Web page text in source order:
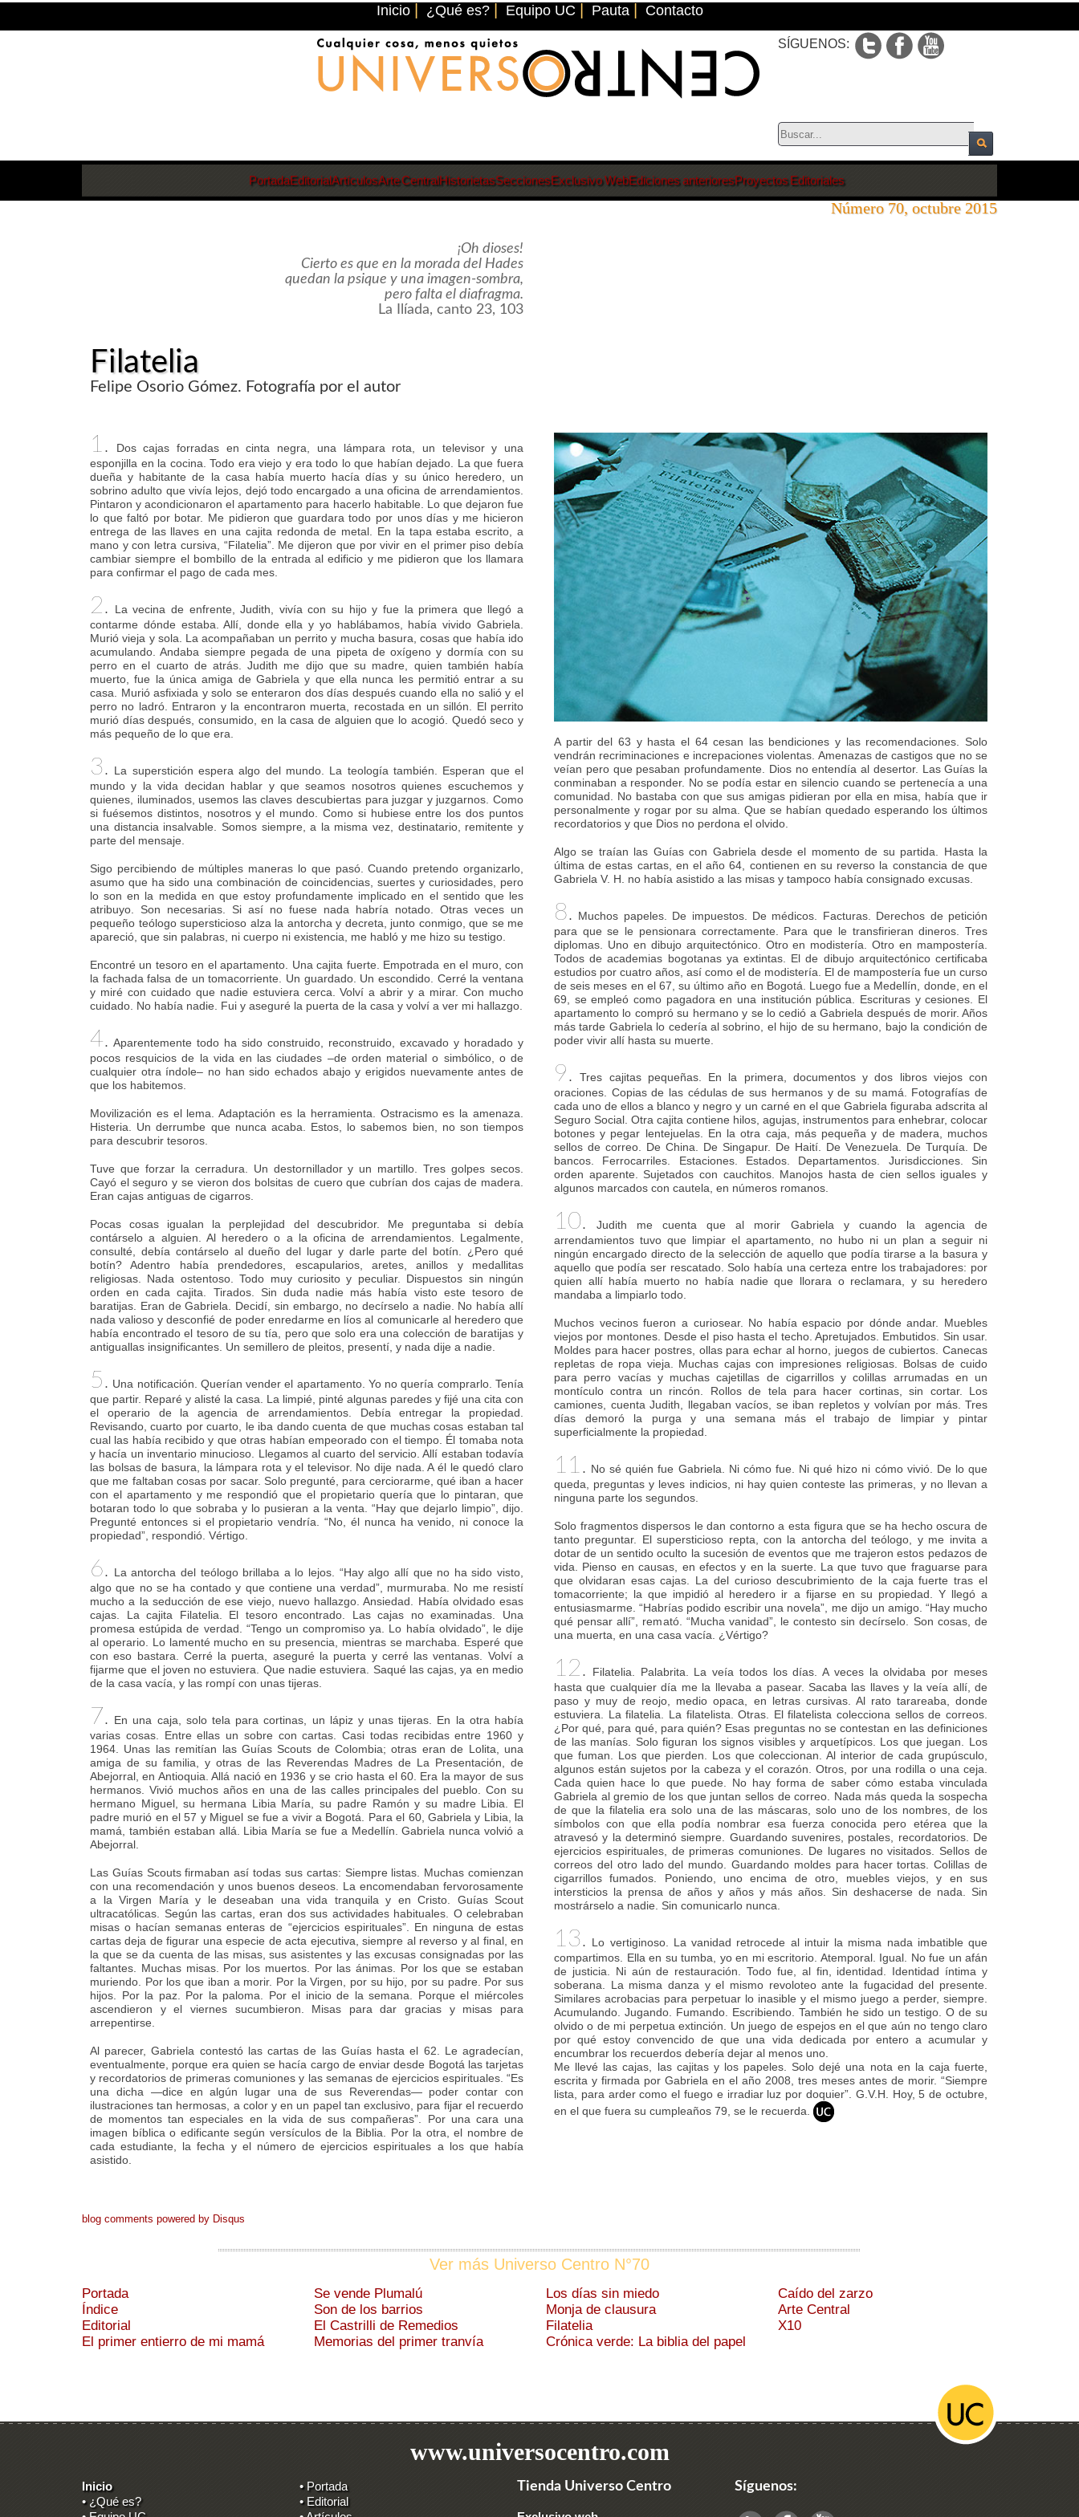
Inicio ¿Qué es? Equipo UC Pauta Contacto
SÍGUENOS:
PortadaEditorialArtículosArte CentralHistorietasSeccionesExclusivo WebEdiciones anterioresProyectos Editoriales
Número 70, octubre 2015
¡Oh dioses!
Cierto es que en la morada del Hades
quedan la psique y una imagen-sombra,
pero falta el diafragma.
La Ilíada, canto 23, 103
Filatelia
Felipe Osorio Gómez. Fotografía por el autor
1.
Dos cajas forradas en cinta negra, una lámpara rota, un televisor y una
esponjilla en la cocina. Todo era viejo y era todo lo que habían dejado. La que fuera
dueña y habitante de la casa había muerto hacía días y su único heredero, un
sobrino adulto que vivía lejos, dejó todo encargado a una oficina de arrendamientos.
Pintaron y acondicionaron el apartamento para hacerlo habitable. Lo que dejaron fue
lo que faltó por botar. Me pidieron que guardara todo por unos días y me hicieron
entrega de las llaves en una cajita redonda de metal. En la tapa estaba escrito, a
mano y con letra cursiva, “Filatelia”. Me dijeron que por vivir en el primer piso debía
cambiar siempre el bombillo de la entrada al edificio y me pidieron que los llamara
para confirmar el pago de cada mes.
2.
La vecina de enfrente, Judith, vivía con su hijo y fue la primera que llegó a
contarme dónde estaba. Allí, donde ella y yo hablábamos, había vivido Gabriela.
Murió vieja y sola. La acompañaban un perrito y mucha basura, cosas que había ido
acumulando. Andaba siempre pegada de una pipeta de oxígeno y dormía con su
perro en el cuarto de atrás. Judith me dijo que su madre, quien también había
muerto, fue la única amiga de Gabriela y que ella nunca les permitió entrar a su
casa. Murió asfixiada y solo se enteraron dos días después cuando ella no salió y el
perro no ladró. Entraron y la encontraron muerta, recostada en un sillón. El perrito
murió días después, consumido, en la casa de alguien que lo acogió. Quedó seco y
más pequeño de lo que era.
3. La superstición espera algo del mundo. La teología también. Esperan que el
mundo y la vida decidan hablar y que seamos nosotros quienes escuchemos y
quienes, iluminados, usemos las claves descubiertas para juzgar y juzgarnos. Como
si fuésemos distintos, nosotros y el mundo. Como si hubiese entre los dos puntos
una distancia insalvable. Somos siempre, a la misma vez, destinatario, remitente y
parte del mensaje.
Sigo percibiendo de múltiples maneras lo que pasó. Cuando pretendo organizarlo,
asumo que ha sido una combinación de coincidencias, suertes y curiosidades, pero
lo son en la medida en que estoy profundamente implicado en el sentido que les
atribuyo. Son necesarias. Si así no fuese nada habría notado. Otras veces un
pequeño teólogo supersticioso alza la antorcha y decreta, junto conmigo, que se me
apareció, que sin palabras, ni cuerpo ni existencia, me habló y me hizo su testigo.
Encontré un tesoro en el apartamento. Una cajita fuerte. Empotrada en el muro, con
la fachada falsa de un tomacorriente. Un guardado. Un escondido. Cerré la ventana
y miré con cuidado que nadie estuviera cerca. Volví a abrir y a mirar. Con mucho
cuidado. No había nadie. Fui y aseguré la puerta de la casa y volví a ver mi hallazgo.
4. Aparentemente todo ha sido construido, reconstruido, excavado y horadado y
pocos resquicios de la vida en las ciudades –de orden material o simbólico, o de
cualquier otra índole– no han sido echados abajo y erigidos nuevamente antes de
que los habitemos.
Movilización es el lema. Adaptación es la herramienta. Ostracismo es la amenaza.
Histeria. Un derrumbe que nunca acaba. Estos, lo sabemos bien, no son tiempos
para descubrir tesoros.
Tuve que forzar la cerradura. Un destornillador y un martillo. Tres golpes secos.
Cayó el seguro y se vieron dos bolsitas de cuero que cubrían dos cajas de madera.
Eran cajas antiguas de cigarros.
Pocas cosas igualan la perplejidad del descubridor. Me preguntaba si debía
contárselo a alguien. Al heredero o a la oficina de arrendamientos. Legalmente,
consulté, debía contárselo al dueño del lugar y darle parte del botín. ¿Pero qué
botín? Adentro había prendedores, escapularios, aretes, anillos y medallitas
religiosas. Nada ostentoso. Todo muy curiosito y peculiar. Dispuestos sin ningún
orden en cada cajita. Tirados. Sin duda nadie más había visto este tesoro de
baratijas. Eran de Gabriela. Decidí, sin embargo, no decírselo a nadie. No había allí
nada valioso y desconfié de poder enredarme en líos al comunicarle al heredero que
había encontrado el tesoro de su tía, pero que solo era una colección de baratijas y
antiguallas insignificantes. Un semillero de pleitos, presentí, y nada dije a nadie.
5. Una notificación. Querían vender el apartamento. Yo no quería comprarlo. Tenía
que partir. Reparé y alisté la casa. La limpié, pinté algunas paredes y fijé una cita con
el operario de la agencia de arrendamientos. Debía entregar la propiedad.
Revisando, cuarto por cuarto, le iba dando cuenta de que muchas cosas estaban tal
cual las había recibido y que otras habían empeorado con el tiempo. Él tomaba nota
y hacía un inventario minucioso. Llegamos al cuarto del servicio. Allí estaban todavía
las bolsas de basura, la lámpara rota y el televisor. No dije nada. A él le quedó claro
que me faltaban cosas por sacar. Solo pregunté, para cerciorarme, qué iban a hacer
con el apartamento y me respondió que el propietario quería que lo pintaran, que
botaran todo lo que sobraba y lo pusieran a la venta. “Hay que dejarlo limpio”, dijo.
Pregunté entonces si el propietario vendría. “No, él nunca ha venido, ni conoce la
propiedad”, respondió. Vértigo.
6. La antorcha del teólogo brillaba a lo lejos. “Hay algo allí que no ha sido visto,
algo que no se ha contado y que contiene una verdad”, murmuraba. No me resistí
mucho a la seducción de ese viejo, nuevo hallazgo. Ansiedad. Había olvidado esas
cajas. La cajita Filatelia. El tesoro encontrado. Las cajas no examinadas. Una
promesa estúpida de verdad. “Tengo un compromiso ya. Lo había olvidado”, le dije
al operario. Lo lamenté mucho en su presencia, mientras se marchaba. Esperé que
con eso bastara. Cerré la puerta, aseguré la puerta y cerré las ventanas. Volví a
fijarme que el joven no estuviera. Que nadie estuviera. Saqué las cajas, ya en medio
de la casa vacía, y las rompí con unas tijeras.
7. En una caja, solo tela para cortinas, un lápiz y unas tijeras. En la otra había
varias cosas. Entre ellas un sobre con cartas. Casi todas recibidas entre 1960 y
1964. Unas las remitían las Guías Scouts de Colombia; otras eran de Lolita, una
amiga de su familia, y otras de las Reverendas Madres de La Presentación, de
Abejorral, en Antioquia. Allá nació en 1936 y se crio hasta el 60. Era la mayor de sus
hermanos. Vivió muchos años en una de las calles principales del pueblo. Con su
hermano Miguel, su hermana Libia María, su padre Ramón y su madre Libia. El
padre murió en el 57 y Miguel se fue a vivir a Bogotá. Para el 60, Gabriela y Libia, la
mamá, también estaban allá. Libia María se fue a Medellín. Gabriela nunca volvió a
Abejorral.
Las Guías Scouts firmaban así todas sus cartas: Siempre listas. Muchas comienzan
con una recomendación y unos buenos deseos. La encomendaban fervorosamente
a la Virgen María y le deseaban una vida tranquila y en Cristo. Guías Scout
ultracatólicas. Según las cartas, eran dos sus actividades habituales. O celebraban
misas o hacían semanas enteras de “ejercicios espirituales”. En ninguna de estas
cartas deja de figurar una especie de acta ejecutiva, siempre al reverso y al final, en
la que se da cuenta de las misas, sus asistentes y las excusas consignadas por las
faltantes. Muchas misas. Por los muertos. Por las ánimas. Por los que se estaban
muriendo. Por los que iban a morir. Por la Virgen, por su hijo, por su padre. Por sus
hijos. Por la paz. Por la paloma. Por el inicio de la semana. Porque el miércoles
ascendieron y el viernes sucumbieron. Misas para dar gracias y misas para
arrepentirse.
Al parecer, Gabriela contestó las cartas de las Guías hasta el 62. Le agradecían,
eventualmente, porque era quien se hacía cargo de enviar desde Bogotá las tarjetas
y recordatorios de primeras comuniones y las semanas de ejercicios espirituales. “Es
una dicha —dice en algún lugar una de sus Reverendas— poder contar con
ilustraciones tan hermosas, a color y en un papel tan exclusivo, para fijar el recuerdo
de momentos tan especiales en la vida de sus compañeras”. Por una cara una
imagen bíblica o edificante según versículos de la Biblia. Por la otra, el nombre de
cada estudiante, la fecha y el número de ejercicios espirituales a los que había
asistido.
A partir del 63 y hasta el 64 cesan las bendiciones y las recomendaciones. Solo
vendrán recriminaciones e increpaciones violentas. Amenazas de castigos que no se
veían pero que pesaban profundamente. Dios no entendía al desertor. Las Guías la
conminaban a responder. No se podía estar en silencio cuando se pertenecía a una
comunidad. No bastaba con que sus amigas pidieran por ella en misa, había que ir
personalmente y rogar por su alma. Que se habían quedado esperando los últimos
recordatorios y que Dios no perdona el olvido.
Algo se traían las Guías con Gabriela desde el momento de su partida. Hasta la
última de estas cartas, en el año 64, contienen en su reverso la constancia de que
Gabriela V. H. no había asistido a las misas y tampoco había consignado excusas.
8. Muchos papeles. De impuestos. De médicos. Facturas. Derechos de petición
para que se le pensionara correctamente. Para que le transfirieran dineros. Tres
diplomas. Uno en dibujo arquitectónico. Otro en modistería. Otro en mampostería.
Todos de academias bogotanas ya extintas. El de dibujo arquitectónico certificaba
estudios por cuatro años, así como el de modistería. El de mampostería fue un curso
de seis meses en el 67, su último año en Bogotá. Luego fue a Medellín, donde, en el
69, se empleó como pagadora en una institución pública. Escrituras y cesiones. El
apartamento lo compró su hermano y se lo cedió a Gabriela después de morir. Años
más tarde Gabriela lo cedería al sobrino, el hijo de su hermano, bajo la condición de
poder vivir allí hasta su muerte.
9.
Tres cajitas pequeñas. En la primera, documentos y dos libros viejos con
oraciones. Copias de las cédulas de sus hermanos y de su mamá. Fotografías de
cada uno de ellos a blanco y negro y un carné en el que Gabriela figuraba adscrita al
Seguro Social. Otra cajita contiene hilos, agujas, instrumentos para enhebrar, colocar
botones y pegar lentejuelas. En la otra caja, más pequeña y de madera, muchos
sellos de correo. De China. De Singapur. De Haití. De Venezuela. De Turquía. De
bancos. Ferrocarriles. Estaciones. Estados. Departamentos. Jurisdicciones. Sin
orden aparente. Sujetados con cauchitos. Manojos hasta de cien sellos iguales y
algunos marcados con cautela, en números romanos.
10.
Judith me cuenta que al morir Gabriela y cuando la agencia de
arrendamientos tuvo que limpiar el apartamento, no hubo ni un plan a seguir ni
ningún encargado directo de la selección de aquello que podía tirarse a la basura y
aquello que podía ser rescatado. Solo había una certeza entre los trabajadores: por
quien allí había muerto no había nadie que llorara o reclamara, y su heredero
mandaba a limpiarlo todo.
Muchos vecinos fueron a curiosear. No había espacio por dónde andar. Muebles
viejos por montones. Desde el piso hasta el techo. Apretujados. Embutidos. Sin usar.
Moldes para hacer postres, ollas para echar al horno, juegos de cubiertos. Canecas
repletas de ropa vieja. Muchas cajas con impresiones religiosas. Bolsas de cuido
para perro vacías y muchas cajetillas de cigarrillos y colillas arrumadas en un
montículo contra un rincón. Rollos de tela para hacer cortinas, sin cortar. Los
camiones, cuenta Judith, llegaban vacíos, se iban repletos y volvían por más. Tres
días demoró la purga y una semana más el trabajo de limpiar y pintar
superficialmente la propiedad.
11. No sé quién fue Gabriela. Ni cómo fue. Ni qué hizo ni cómo vivió. De lo que
queda, preguntas y leves indicios, ni hay quien conteste las primeras, y no llevan a
ninguna parte los segundos.
Solo fragmentos dispersos le dan contorno a esta figura que se ha hecho oscura de
tanto preguntar. El supersticioso repta, con la antorcha del teólogo, y me invita a
dotar de un sentido oculto la sucesión de eventos que me trajeron estos pedazos de
vida. Pienso en causas, en efectos y en la suerte. La que tuvo que fraguarse para
que olvidaran esas cajas. La del curioso descubrimiento de la caja fuerte tras el
tomacorriente; la que impidió al heredero ir a fijarse en su propiedad. Y llegó a
entusiasmarme. “Habrías podido escribir una novela”, me dijo un amigo. “Hay mucho
qué pensar allí”, remató. “Mucha vanidad”, le contesto sin decírselo. Son cosas, de
una muerta, en una casa vacía. ¿Vértigo?
12.
Filatelia. Palabrita. La veía todos los días. A veces la olvidaba por meses
hasta que cualquier día me la llevaba a pasear. Sacaba las llaves y la veía allí, de
paso y muy de reojo, medio opaca, en letras cursivas. Al rato tarareaba, donde
estuviera. La filatelia. La filatelista. Otras. El filatelista colecciona sellos de correos.
¿Por qué, para qué, para quién? Esas preguntas no se contestan en las definiciones
de las manías. Solo figuran los signos visibles y arquetípicos. Los que juegan. Los
que fuman. Los que pierden. Los que coleccionan. Al interior de cada grupúsculo,
algunos están sujetos por la cabeza y el corazón. Otros, por una rodilla o una ceja.
Cada quien hace lo que puede. No hay forma de saber cómo estaba vinculada
Gabriela al gremio de los que juntan sellos de correo. Nada más queda la sospecha
de que la filatelia era solo una de las máscaras, solo uno de los nombres, de los
símbolos con que ella podía nombrar esa fuerza conocida pero etérea que la
atravesó y la determinó siempre. Guardando suvenires, postales, recordatorios. De
ejercicios espirituales, de primeras comuniones. De lugares no visitados. Sellos de
correos del otro lado del mundo. Guardando moldes para hacer tortas. Colillas de
cigarrillos fumados. Poniendo, uno encima de otro, muebles viejos, y en sus
intersticios la prensa de años y años y más años. Sin deshacerse de nada. Sin
mostrárselo a nadie. Sin comunicarlo nunca.
13. Lo vertiginoso. La vanidad retrocede al intuir la misma nada imbatible que
compartimos. Ella en su tumba, yo en mi escritorio. Atemporal. Igual. No fue un afán
de justicia. Ni aún de restauración. Todo fue, al fin, identidad. Identidad íntima y
soberana. La misma danza y el mismo revoloteo ante la fugacidad del presente.
Similares acrobacias para perpetuar lo inasible y el mismo juego a perder, siempre.
Acumulando. Jugando. Fumando. Escribiendo. También he sido un testigo. O de su
olvido o de mi perpetua extinción. Un juego de espejos en el que aún no tengo claro
por qué estoy convencido de que una vida dedicada por entero a acumular y
encumbrar los recuerdos debería dejar al menos uno.
Me llevé las cajas, las cajitas y los papeles. Solo dejé una nota en la caja fuerte,
escrita y firmada por Gabriela en el año 2008, tres meses antes de morir. “Siempre
lista, para arder como el fuego e irradiar luz por doquier”. G.V.H. Hoy, 5 de octubre,
en el que fuera su cumpleaños 79, se le recuerda.
blog comments powered by Disqus
Ver más Universo Centro N°70
Portada
Índice
Editorial
El primer entierro de mi mamá
Se vende Plumalú
Son de los barrios
El Castrilli de Remedios
Memorias del primer tranvía
Los días sin miedo
Monja de clausura
Filatelia
Crónica verde: La biblia del papel
Caído del zarzo
Arte Central
X10
www.universocentro.com
Inicio
• ¿Qué es?
• Portada
• Editorial
Tienda Universo Centro Síguenos: